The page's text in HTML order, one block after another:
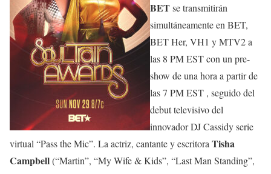
BETse transmitirán
simultáneamente en BET,
BET Her, VH1 y MTV2 a
las 8 PM EST con un pre-
show de una hora a partir de
las 7 PM EST , seguido del
debut televisivo del
innovador DJ Cassidy serie
virtual “Pass the Mic”. La actriz, cantante y escritoraTisha
Campbell(“Martin”, “My Wife & Kids”, “Last Man Standing”,